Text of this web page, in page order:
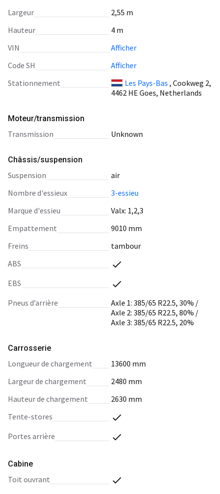
Largeur
2,55 m
Hauteur
4 m
VIN
Afficher
Code SH
Afficher
Stationnement
Les Pays-Bas , Cookweg 2,
4462 HE Goes, Netherlands
Moteur/transmission
transmission Unknown
Châssis/suspension
suspension
air
nombre d'essieux
3-essieu
marque d'essieu
Valx: 1,2,3
empattement
9010 mm
freins
tambour
ABS
EBS
pneus d’arrière
Axle 1: 385/65 R22.5, 30% /
Axle 2: 385/65 R22.5, 80% /
Axle 3: 385/65 R22.5, 20%
Carrosserie
longueur de chargement
13600 mm
largeur de chargement
2480 mm
hauteur de chargement
2630 mm
tente-stores
portes arrière
Cabine
toit ouvrant